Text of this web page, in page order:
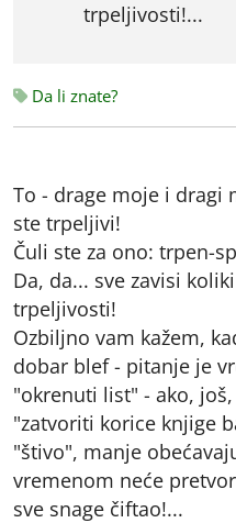
trpeljivosti!...
Da li znate?
To - drage moje i dragi
ste trpeljivi!
Čuli ste za ono: trpen-
Da, da... sve zavisi
trpeljivosti!
Ozbiljno vam kažem,
dobar blef - pitanje je
"okrenuti list" - ako,
"zatvoriti korice knjige
"štivo", manje
vremenom neće
sve snage čiftao!...